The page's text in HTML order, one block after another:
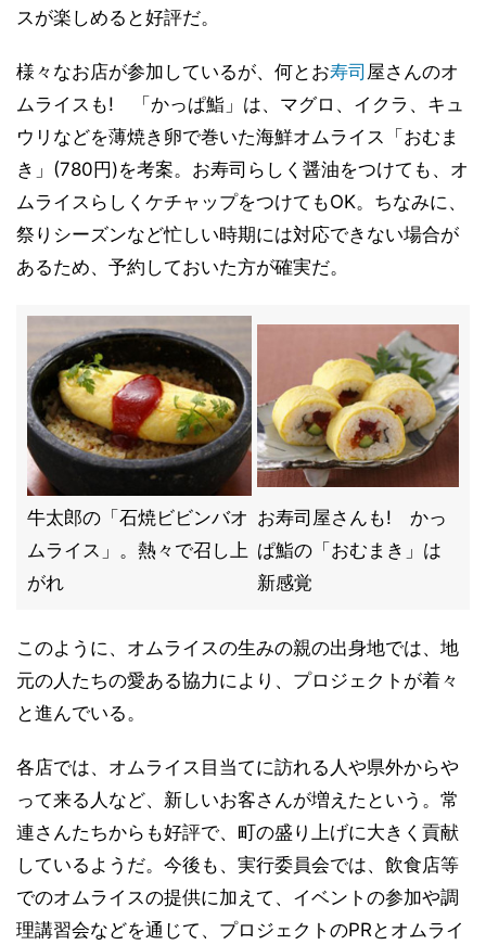
スが楽しめると好評だ。
様々なお店が参加しているが、何とお寿司 屋さんのオ
ムライスも! 「かっぱ鮨」は、マグロ、イクラ、キュ
ウリなどを薄焼き卵で巻いた海鮮オムライス「おむま
き」(780円)を考案。お寿司らしく醤油をつけても、オ
ムライスらしくケチャップをつけてもOK。ちなみに、
祭りシーズンなど忙しい時期には対応できない場合が
あるため、予約しておいた方が確実だ。
牛太郎の「石焼ビビンバオ
ムライス」。熱々で召し上
がれ
お寿司屋さんも! かっ
ぱ鮨の「おむまき」は
新感覚
このように、オムライスの生みの親の出身地では、地
元の人たちの愛ある協力により、プロジェクトが着々
と進んでいる。
各店では、オムライス目当てに訪れる人や県外からや
って来る人など、新しいお客さんが増えたという。常
連さんたちからも好評で、町の盛り上げに大きく貢献
しているようだ。今後も、実行委員会では、飲食店等
でのオムライスの提供に加えて、イベントの参加や調
理講習会などを通じて、プロジェクトのPRとオムライ